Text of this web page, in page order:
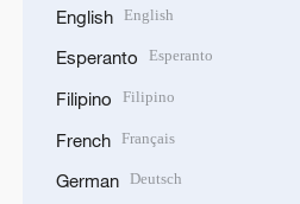
English English
Esperanto Esperanto
Filipino Filipino
French Français
German Deutsch